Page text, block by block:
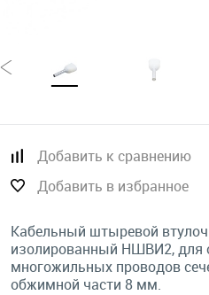
Добавить к сравнению
Добавить в избранное
Кабельный штыревой
изолированный НШВИ2, для
многожильных проводов
обжимной части 8 мм.